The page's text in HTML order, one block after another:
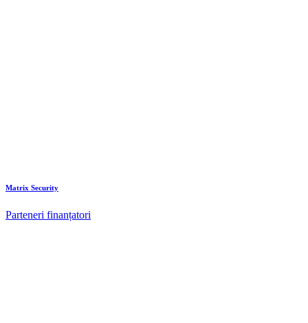
Matrix Security
Parteneri finanțatori